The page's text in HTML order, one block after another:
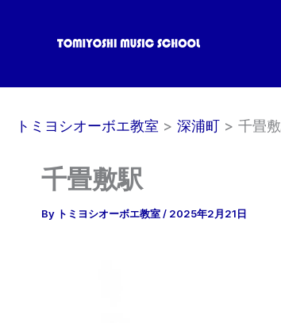
トミヨシオーボエ教室 深浦町 千畳
千畳敷駅
By トミヨシオーボエ教室/ 2025年2月21日